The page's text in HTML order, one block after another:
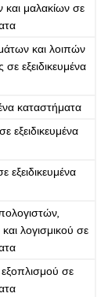
και μαλακίων σε
και λοιπών
εξειδικευμένα
καταστήματα
εξειδικευμένα
εξειδικευμένα
λογισμικού σε
εξοπλισμού σε